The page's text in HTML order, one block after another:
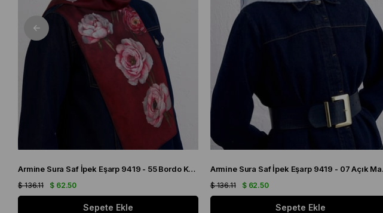
Armine Sura Saf İpek Eşarp 9419 - 55 Bordo Karışık Desen
$ 62.50
$ 136.11
Sepete Ekle
$ 62.50
$ 136.11
Sepete Ekle